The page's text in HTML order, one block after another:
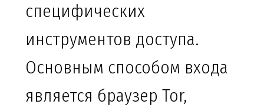
специфических
инструментов доступа.
Основным способом входа
является браузер Tor,